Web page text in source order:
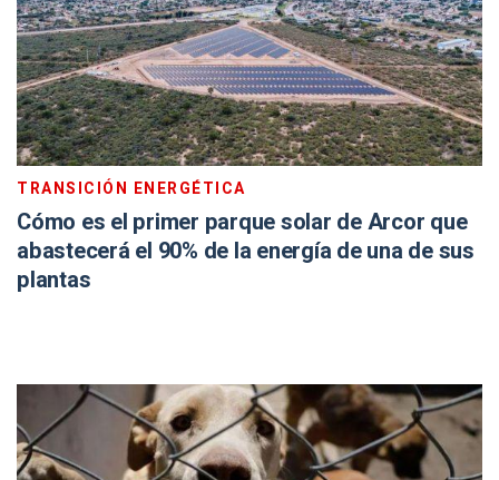
TRANSICIÓN ENERGÉTICA
Cómo es el primer parque solar de Arcor que
abastecerá el 90% de la energía de una de sus
plantas